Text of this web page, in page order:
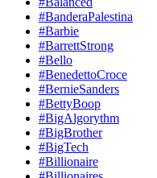
#BanderaPalestina
#Barbie
#BarrettStrong
#Bello
#BenedettoCroce
#BernieSanders
#BettyBoop
#BigAlgorythm
#BigBrother
#BigTech
#Billionaire